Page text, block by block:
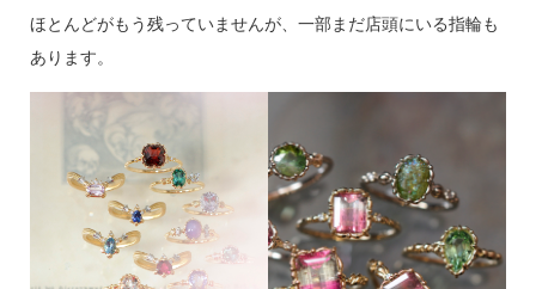
ほとんどがもう残っていませんが、一部まだ店頭にいる指輪も
あります。